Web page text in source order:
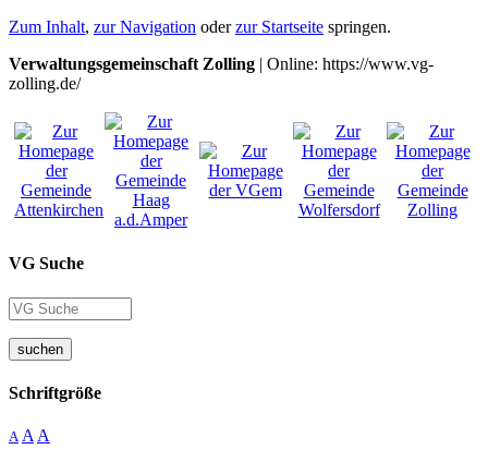
Zum Inhalt, zur Navigation oderzur Startseite springen.
Verwaltungsgemeinschaft Zolling | Online: https://www.vg-
zolling.de/
VG Suche
suchen
Schriftgröße
A A A